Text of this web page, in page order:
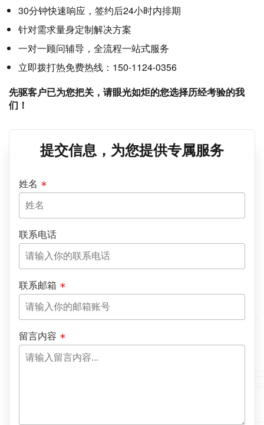
30分钟快速响应，签约后24小时内排期
针对需求量身定制解决方案
一对一顾问辅导，全流程一站式服务
立即拨打热免费热线：150-1124-0356
先驱客户已为您把关，请眼光如炬的您选择历经考验的我
们！
提交信息，为您提供专属服务
姓名
联系电话
联系邮箱
留言内容